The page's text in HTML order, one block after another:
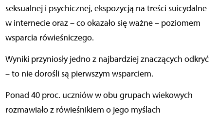
seksualnej i psychicznej, ekspozycją na treści suicydalne
w internecie oraz – co okazało się ważne – poziomem
wsparcia rówieśniczego.
Wyniki przyniosły jedno z najbardziej znaczących odkryć
– to nie dorośli są pierwszym wsparciem.
Ponad 40 proc. uczniów w obu grupach wiekowych
rozmawiało z rówieśnikiem o jego myślach